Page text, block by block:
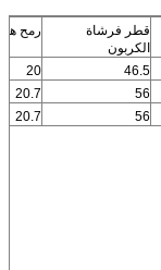
قطر فرشاة
الكربون
رمح
46.5
20
56
20.7
56
20.7